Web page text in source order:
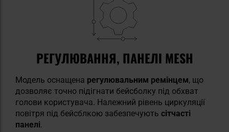
РЕГУЛЮВАННЯ, ПАНЕЛІ MESH
Модель оснащена регулювальним ремінцем, що
дозволяє точно підігнати бейсболку під обхват
голови користувача. Належний рівень циркуляції
повітря під бейсблкою забезпечують сітчасті
панелі.